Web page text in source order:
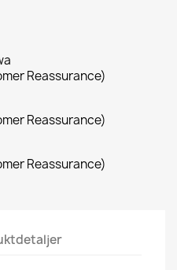
Reassurance)
Reassurance)
Reassurance)